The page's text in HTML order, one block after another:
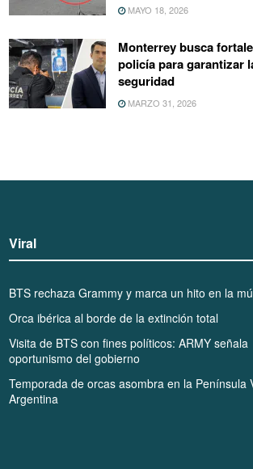
MAYO 18, 2026
Monterrey busca
policía para garantizar
seguridad
MARZO 31, 2026
Viral
BTS rechaza Grammy y marca un hito en la
Orca ibérica al borde de la extinción total
Visita de BTS con fines políticos: ARMY señala
oportunismo del gobierno
Temporada de orcas asombra en la Península
Argentina